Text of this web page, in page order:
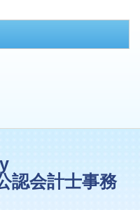
認会計士事務